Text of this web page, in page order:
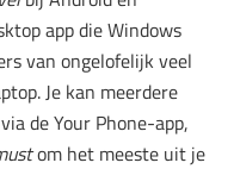
app die Windows
van ongelofelijk veel
Je kan meerdere
de Your Phone-app,
om het meeste uit je